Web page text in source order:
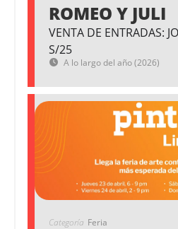
ROMEO Y JULI
VENTA DE ENTRADAS:
S/25
A lo largo del año (2026)
Categoría Feria